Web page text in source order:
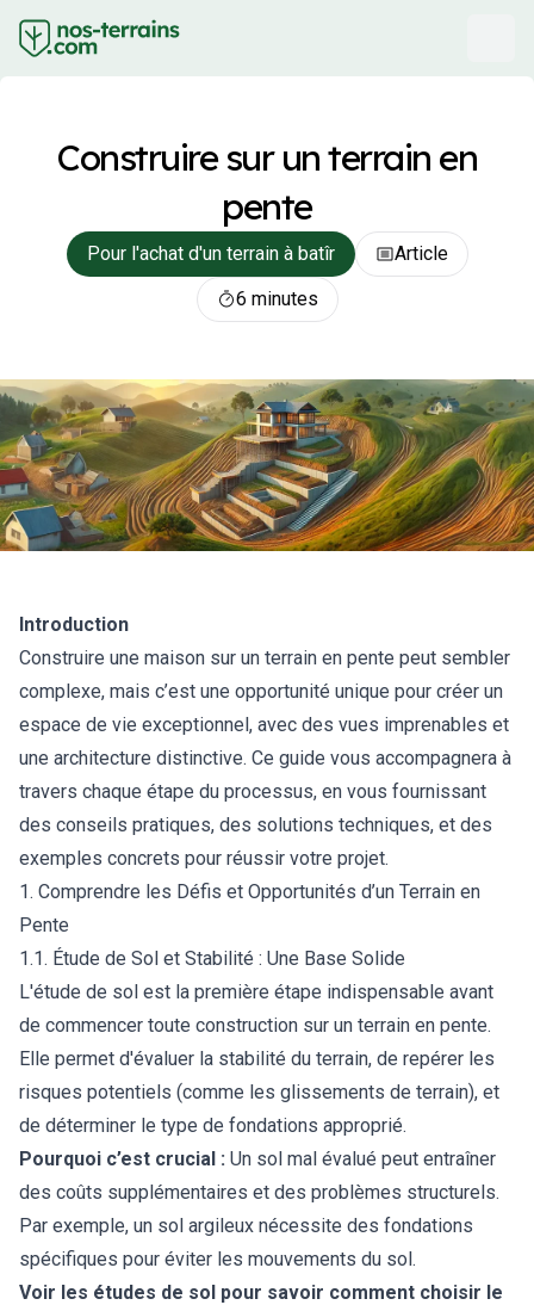
Construire sur un terrain en
pente
Pour l'achat d'un terrain à batîr
Article
6 minutes
Introduction
Construire une maison sur un terrain en pente peut sembler
complexe, mais c’est une opportunité unique pour créer un
espace de vie exceptionnel, avec des vues imprenables et
une architecture distinctive. Ce guide vous accompagnera à
travers chaque étape du processus, en vous fournissant
des conseils pratiques, des solutions techniques, et des
exemples concrets pour réussir votre projet.
1. Comprendre les Défis et Opportunités d’un Terrain en
Pente
1.1. Étude de Sol et Stabilité : Une Base Solide
L'étude de sol est la première étape indispensable avant
de commencer toute construction sur un terrain en pente.
Elle permet d'évaluer la stabilité du terrain, de repérer les
risques potentiels (comme les glissements de terrain), et
de déterminer le type de fondations approprié.
Pourquoi c’est crucial : Un sol mal évalué peut entraîner
des coûts supplémentaires et des problèmes structurels.
Par exemple, un sol argileux nécessite des fondations
spécifiques pour éviter les mouvements du sol.
Voir les études de sol pour savoir comment choisir le